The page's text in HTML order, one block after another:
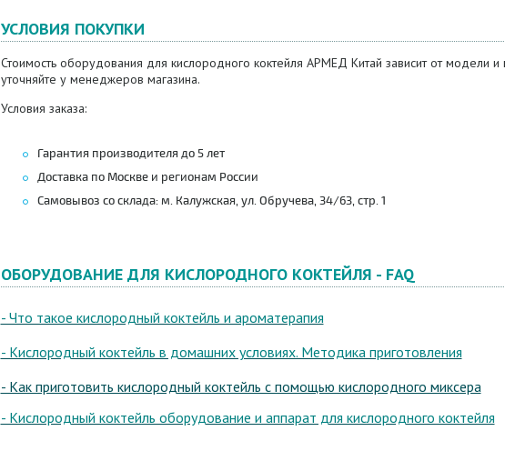
УСЛОВИЯ ПОКУПКИ
Стоимость оборудования для кислородного коктейля АРМЕД Китай зависит от модели
уточняйте у менеджеров магазина.
Условия заказа:
Гарантия производителя до 5 лет
Доставка по Москве и регионам России
Самовывоз со склада: м. Калужская, ул. Обручева, 34/63, стр. 1
ОБОРУДОВАНИЕ ДЛЯ КИСЛОРОДНОГО КОКТЕЙЛЯ - FAQ
- Что такое кислородный коктейль и ароматерапия
- Кислородный коктейль в домашних условиях. Методика приготовления
- Как приготовить кислородный коктейль с помощью кислородного миксера
- Кислородный коктейль оборудование и аппарат для кислородного коктейля